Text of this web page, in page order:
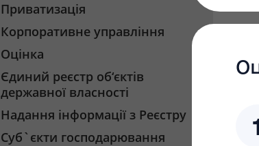
Приватизація
Корпоративне управління
Оцінка
Єдиний реєстр об‘єктів
державної власності
Надання інформації з Реєстру
Суб`єкти господарювання
Вид
Вид